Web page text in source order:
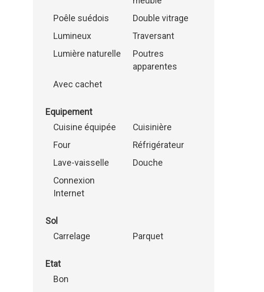
Poêle suédois
Double vitrage
Lumineux
Traversant
Lumière naturelle
Poutres
apparentes
Avec cachet
Equipement
Cuisine équipée
Cuisinière
Four
Réfrigérateur
Lave-vaisselle
Douche
Connexion
Internet
Sol
Carrelage
Parquet
Etat
Bon